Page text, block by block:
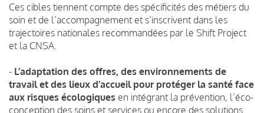
Ces cibles tiennent compte des spécificités des métiers du
soin et de l’accompagnement et s’inscrivent dans les
trajectoires nationales recommandées par le Shift Project
et la CNSA.
- L’adaptation des offres, des environnements de
travail et des lieux d’accueil pour protéger la santé face
aux risques écologiques en intégrant la prévention, l’éco-
conception des soins et services ou encore des solutions